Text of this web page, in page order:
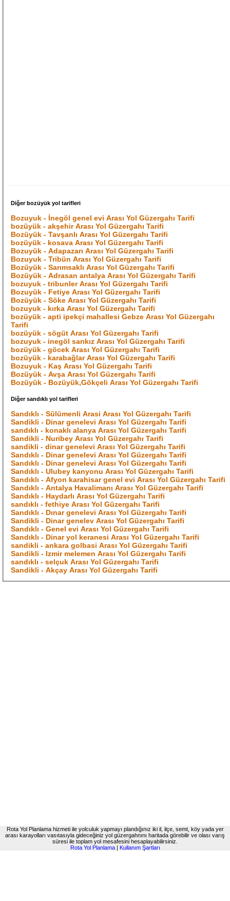
Diğer bozüyük yol tarifleri
Bozuyuk - İnegöl genel evi Arası Yol Güzergahı Tarifi
bozüyük - akşehir Arası Yol Güzergahı Tarifi
Bozüyük - Tavşanlı Arası Yol Güzergahı Tarifi
bozüyük - kosava Arası Yol Güzergahı Tarifi
Bozuyük - Adapazarı Arası Yol Güzergahı Tarifi
Bozuyuk - Tribün Arası Yol Güzergahı Tarifi
Bozüyük - Sarımsaklı Arası Yol Güzergahı Tarifi
Bozüyük - Adrasan antalya Arası Yol Güzergahı Tarifi
bozuyuk - tribunler Arası Yol Güzergahı Tarifi
Bozuyük - Fetiye Arası Yol Güzergahı Tarifi
Bozüyük - Söke Arası Yol Güzergahı Tarifi
bozuyuk - kırka Arası Yol Güzergahı Tarifi
bozüyük - apti ipekçi mahallesi Gebze Arası Yol Güzergahı
Tarifi
bozüyük - sögüt Arası Yol Güzergahı Tarifi
bozuyuk - inegöl sarıkız Arası Yol Güzergahı Tarifi
bozüyük - göcek Arası Yol Güzergahı Tarifi
bozüyük - karabağlar Arası Yol Güzergahı Tarifi
Bozuyuk - Kaş Arası Yol Güzergahı Tarifi
Bozüyük - Avşa Arası Yol Güzergahı Tarifi
Bozüyük - Bozüyük,Gökçeli Arası Yol Güzergahı Tarifi
Diğer sandıklı yol tarifleri
Sandıklı - Sülümenli Arasi Arası Yol Güzergahı Tarifi
Sandikli - Dinar genelevi Arası Yol Güzergahı Tarifi
sandıklı - konaklı alanya Arası Yol Güzergahı Tarifi
Sandikli - Nuribey Arası Yol Güzergahı Tarifi
sandikli - dinar genelevi Arası Yol Güzergahı Tarifi
Sandıklı - Dinar genelevi Arası Yol Güzergahı Tarifi
Sandıklı - Dinar genelevi Arası Yol Güzergahı Tarifi
Sandıklı - Ulubey kanyonu Arası Yol Güzergahı Tarifi
Sandıklı - Afyon karahisar genel evi Arası Yol Güzergahı Tarifi
Sandıklı - Antalya Havalimanı Arası Yol Güzergahı Tarifi
Sandıklı - Haydarlı Arası Yol Güzergahı Tarifi
sandıklı - fethiye Arası Yol Güzergahı Tarifi
Sandıklı - Dınar genelevi Arası Yol Güzergahı Tarifi
Sandikli - Dinar genelev Arası Yol Güzergahı Tarifi
Sandıklı - Genel evi Arası Yol Güzergahı Tarifi
Sandıklı - Dinar yol keranesi Arası Yol Güzergahı Tarifi
sandikli - ankara golbasi Arası Yol Güzergahı Tarifi
Sandikli - Izmir melemen Arası Yol Güzergahı Tarifi
sandıklı - selçuk Arası Yol Güzergahı Tarifi
Sandikli - Akçay Arası Yol Güzergahı Tarifi
Rota Yol Planlama hizmeti ile yolculuk yapmayı plandığınız iki il, ilçe, semt, köy yada yer
arası karayolları vasıtasıyla gideceğiniz yol güzergahnını haritada görebilir ve olası varış
süresi ile toplam yol mesafesini hesaplayabilirsiniz.
Rota Yol Planlama| Kullanım Şartları